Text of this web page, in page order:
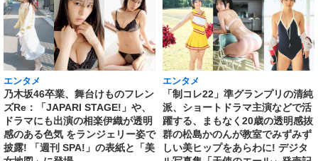
エンタメ
乃木坂46卒業、舞台けものフレン
ズRe：「JAPARI STAGE!」や、
ドラマにも出演の相楽伊織が透明
感のある色気 をランジェリー姿で
披露! 「週刊 SPA!」の表紙と「美
エンタメ
「制コレ22」準グランプリの清純
派、ショートドラマ主演などで活
躍する、まもなく20歳の透明感抜
群の松島かのんが教室でみずみず
しい美ヒップをあらわに! デジタ